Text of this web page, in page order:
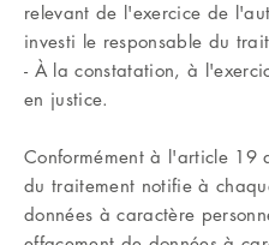
relevant de l'exercice de
investi le responsable du
- À la constatation, à
en justice.
Conformément à l'article 19
du traitement notifie à
données à caractère